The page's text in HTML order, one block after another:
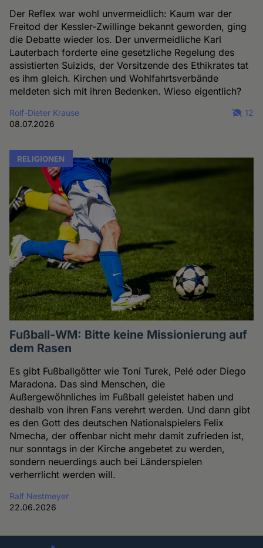
Der Reflex war wohl unvermeidlich: Kaum war der
Freitod der Kessler-Zwillinge bekannt geworden, ging
die Debatte wieder los. Der unvermeidliche Karl
Lauterbach forderte eine gesetzliche Regelung des
assistierten Suizids, der Vorsitzende des Ethikrates tat
es ihm gleich. Kirchen und Wohlfahrtsverbände
meldeten sich mit ihren Bedenken. Wieso eigentlich?
Rolf-Dieter Krause
08.07.2026
12
RELIGIONEN
Fußball-WM: Bitte keine Missionierung auf
dem Rasen
Es gibt Fußballgötter wie Toni Turek, Pelé oder Diego
Maradona. Das sind Menschen, die
Außergewöhnliches im Fußball geleistet haben und
deshalb von ihren Fans verehrt werden. Und dann gibt
es den Gott des deutschen Nationalspielers Felix
Nmecha, der offenbar nicht mehr damit zufrieden ist,
nur sonntags in der Kirche angebetet zu werden,
sondern neuerdings auch bei Länderspielen
verherrlicht werden will.
Ralf Nestmeyer
22.06.2026